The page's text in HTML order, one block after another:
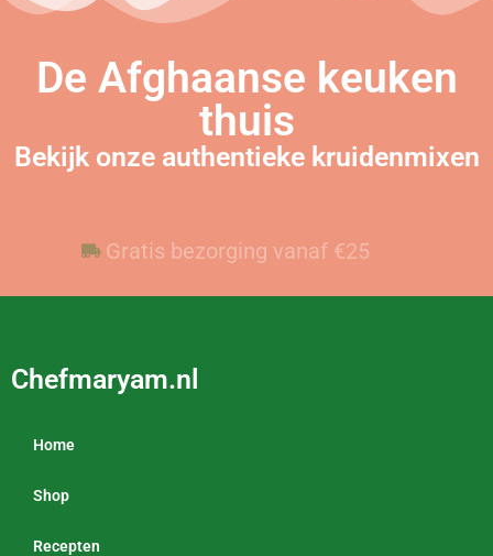
De Afghaanse keuken
thuis
Bekijk onze authentieke kruidenmixen
Gratis bezorging vanaf €25
Voor 23:59 besteld, vandaag verzonden
Chefmaryam.nl
Home
Shop
Recepten